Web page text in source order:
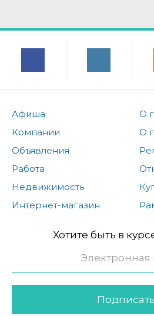
Афиша
Компании
Объявления
Работа
Недвижимость
Интернет-магазин
О
О
Хотите быть в